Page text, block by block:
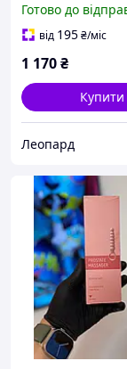
клітеральний
для жінок
Готово до
від 195₴/міс
1 170₴
Купити
Леопард